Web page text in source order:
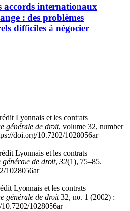
accords internationaux
: des problèmes
difficiles à négocier
Lyonnais et les contrats
générale de droit, volume 32, number
doi.org/10.7202/1028056ar
Lyonnais et les contrats
générale de droit, 32(1), 75–85.
1028056ar
Lyonnais et les contrats
générale de droit32, no. 1 (2002) :
1028056ar